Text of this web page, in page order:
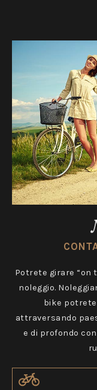
Potrete girare “on
noleggio.
bike potrete
attraversando
e di profondo